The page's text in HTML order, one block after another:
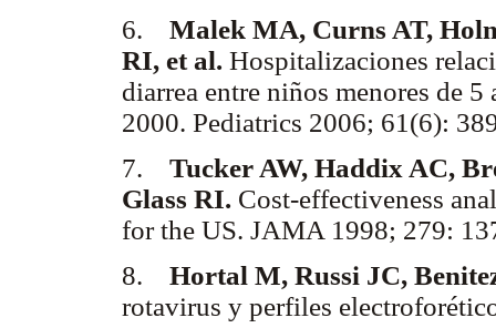
6. Malek MA, Curns AT,
RI, et al. Hospitalizaciones
diarrea entre niños menores de
2000. Pediatrics 2006; 61(6):
7. Tucker AW, Haddix AC,
Glass RI. Cost-effectiveness
for the US. JAMA 1998; 279:
8. Hortal M, Russi JC,
rotavirus y perfiles